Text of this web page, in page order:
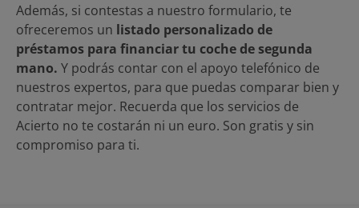
Además, si contestas a nuestro formulario, te
ofreceremos un listado personalizado de
préstamos para financiar tu coche de segunda
mano. Y podrás contar con el apoyo telefónico de
nuestros expertos, para que puedas comparar bien y
contratar mejor. Recuerda que los servicios de
Acierto no te costarán ni un euro. Son gratis y sin
compromiso para ti.